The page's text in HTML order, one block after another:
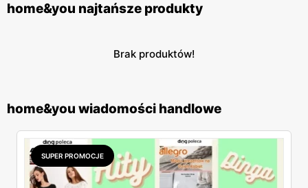
home&you najtańsze produkty
Brak produktów!
home&you wiadomości handlowe
SUPER PROMOCJE